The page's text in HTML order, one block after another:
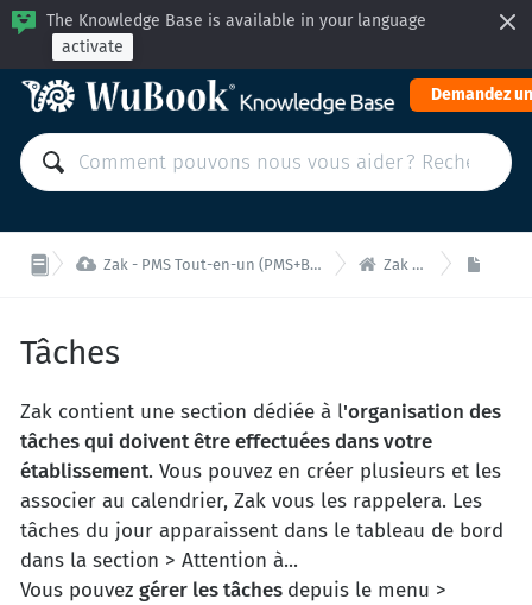
The Knowledge Base is available in your language
activate
Demandez
 Zak - PMS Tout-en-un (PMS+BE+CM): Gérer votre propriété depuis une unique interface  Zak - Tableau de Bord
Tâches
Zak contient une section dédiée à l'organisation des
tâches qui doivent être effectuées dans votre
établissement. Vous pouvez en créer plusieurs et les
associer au calendrier, Zak vous les rappelera. Les
tâches du jour apparaissent dans le tableau de bord
dans la section > Attention à...
Vous pouvez gérer les tâches depuis le menu >